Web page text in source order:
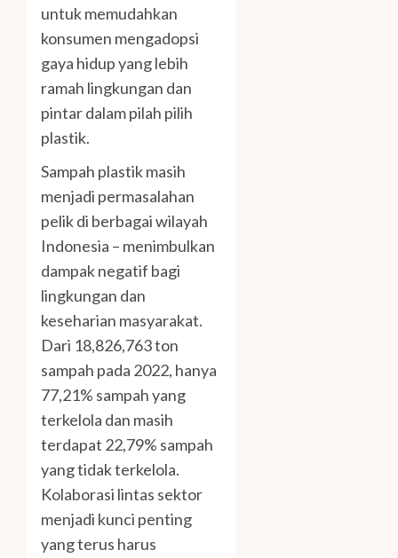
untuk memudahkan
konsumen mengadopsi
gaya hidup yang lebih
ramah lingkungan dan
pintar dalam pilah pilih
plastik.
Sampah plastik masih
menjadi permasalahan
pelik di berbagai wilayah
Indonesia – menimbulkan
dampak negatif bagi
lingkungan dan
keseharian masyarakat.
Dari 18,826,763 ton
sampah pada 2022, hanya
77,21% sampah yang
terkelola dan masih
terdapat 22,79% sampah
yang tidak terkelola.
Kolaborasi lintas sektor
menjadi kunci penting
yang terus harus